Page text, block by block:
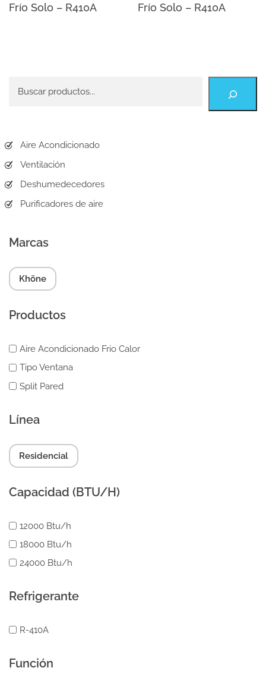
Frío Solo – R410A
Frío Solo – R410A
Aire Acondicionado
Ventilación
Deshumedecedores
Purificadores de aire
Marcas
Khöne
Productos
Aire Acondicionado Frio Calor
Tipo Ventana
Split Pared
Línea
Residencial
Capacidad (BTU/H)
12000 Btu/h
18000 Btu/h
24000 Btu/h
Refrigerante
R-410A
Función